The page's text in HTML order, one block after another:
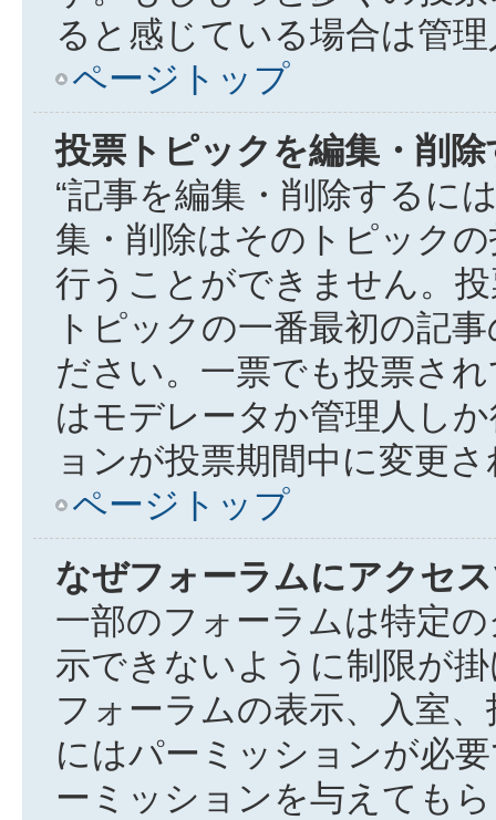
ると感じている場合は管
ページトップ
投票トピックを編集・削
“記事を編集・削除するに
集・削除はそのトピック
行うことができません。
トピックの一番最初の記
ださい。一票でも投票さ
はモデレータか管理人し
ョンが投票期間中に変更
ページトップ
なぜフォーラムにアクセ
一部のフォーラムは特定
示できないように制限が
フォーラムの表示、入室
にはパーミッションが必
ーミッションを与えても